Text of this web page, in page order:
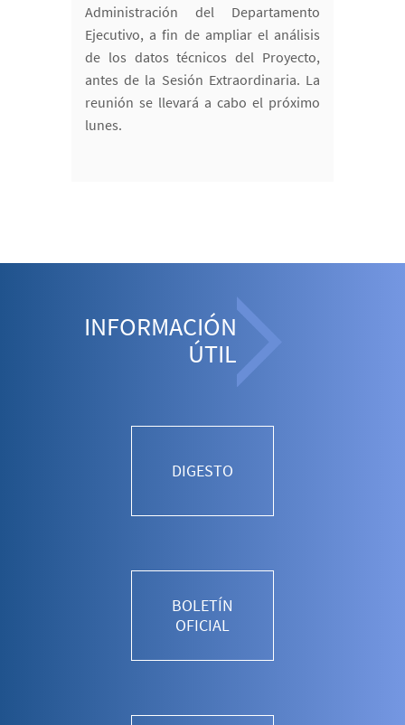
Administración del Departamento
Ejecutivo, a fin de ampliar el análisis
de los datos técnicos del Proyecto,
antes de la Sesión Extraordinaria. La
reunión se llevará a cabo el próximo
lunes.
INFORMACIÓN
ÚTIL
DIGESTO
BOLETÍN
OFICIAL